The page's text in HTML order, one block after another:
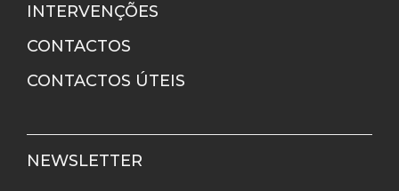
INTERVENÇÕES
CONTACTOS
CONTACTOS ÚTEIS
NEWSLETTER